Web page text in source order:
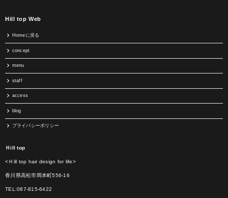
Hill top Web
Homeに戻る
concept
menu
staff
access
blog
プライバシーポリシー
Ｈill top
<Ｈill top hair design for life>
香川県高松市岡本町556-16
TEL:087-815-6422